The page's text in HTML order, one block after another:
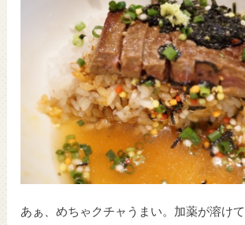
あぁ、めちゃクチャうまい。加薬が溶け